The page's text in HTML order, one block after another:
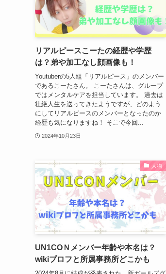
リアルピースこーたの経歴や学歴
は？弟や加工なし顔画像も！
Youtuberの5人組「リアルピース」のメンバー
であるこーたさん。 こーたさんは、グループ
ではメンタルケアを担当しています。 過去は
壮絶人生を送ってきたようですが、どのよう
にしてリアルピースのメンバーとなったのか
経歴も気になりますね！ そこで今回...
2024年10月23日
人物
UN1COＮメンバー年齢や本名は？
wikiプロフと所属事務所どこかも